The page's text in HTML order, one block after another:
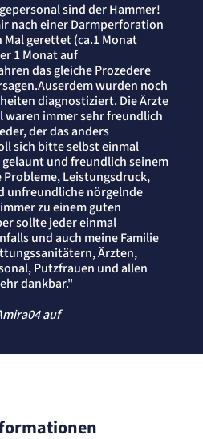
sind der Hammer!
nach einer Darmperforation
Mal gerettet (ca.1 Monat
1 Monat auf
das gleiche Prozedere
wurden noch
diagnostiziert. Die Ärzte
waren immer sehr freundlich
der das anders
sich bitte selbst einmal
und freundlich seinem
Leistungsdruck,
unfreundliche nörgelnde
zu einem guten
sollte jeder einmal
und auch meine Familie
Ärzten,
Putzfrauen und allen
dankbar."
auf